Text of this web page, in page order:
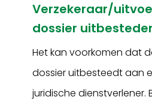
Verzekeraar/
dossier
Het kan voorkomen dat
dossier uitbesteedt aan
juridische dienstverlener.